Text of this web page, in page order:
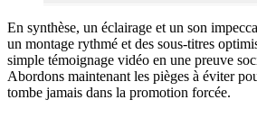
En synthèse, un éclairage et un son
un montage rythmé et des sous-titres
simple témoignage vidéo en une preuve
Abordons maintenant les pièges à éviter
tombe jamais dans la promotion forcée.